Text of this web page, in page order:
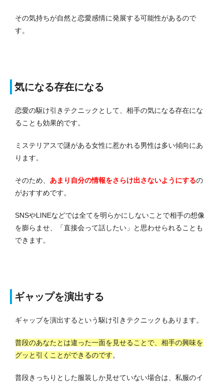
その気持ちが自然と恋愛感情に発展する可能性があるので
す。
気になる存在になる
恋愛の駆け引きテクニックとして、相手の気になる存在にな
ることも効果的です。
ミステリアスで謎がある女性に惹かれる男性は多い傾向にあ
ります。
そのため、 あまり自分の情報をさらけ出さないようにするの
がおすすめです。
SNSやLINEなどでは全てを明らかにしないことで相手の想像
を膨らませ、「直接会って話したい」と思わせられることも
できます。
ギャップを演出する
ギャップを演出するという駆け引きテクニックもあります。
普段のあなたとは違った一面を見せることで、相手の興味を
グッと引くことができるのです。
普段きっちりとした服装しか見せていない場合は、私服のイ